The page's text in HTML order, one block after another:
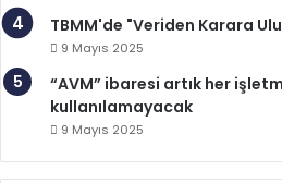
TBMM'de "Veriden Karara
9 Mayıs 2025
“AVM” ibaresi artık her
kullanılamayacak
9 Mayıs 2025